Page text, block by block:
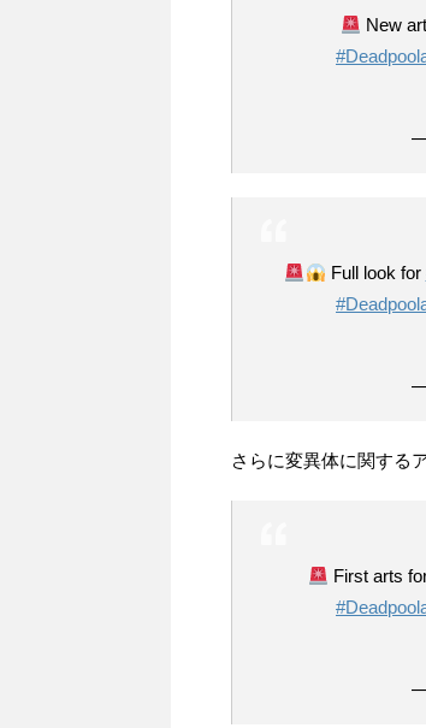
New
—
Full look for
—
さらに変異体に関する
First arts
—